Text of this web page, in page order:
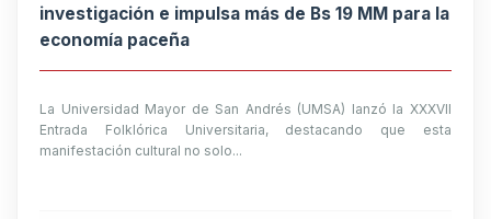
investigación e impulsa más de Bs 19 MM para la
economía paceña
La Universidad Mayor de San Andrés (UMSA) lanzó la XXXVII
Entrada Folklórica Universitaria, destacando que esta
manifestación cultural no solo...